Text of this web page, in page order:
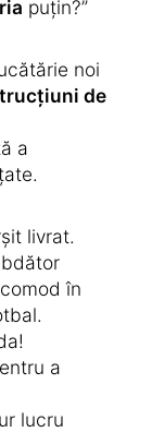
puțin?”
noi
de
a
livrat.
în
a
lucru